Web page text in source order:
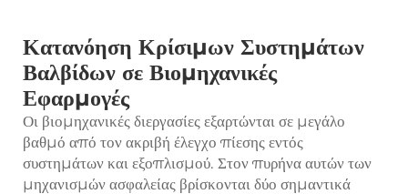
Κατανόηση Κρίσιμων Συστημάτων
Βαλβίδων σε Βιομηχανικές
Εφαρμογές
Οι βιομηχανικές διεργασίες εξαρτώνται σε μεγάλο
βαθμό από τον ακριβή έλεγχο πίεσης εντός
συστημάτων και εξοπλισμού. Στον πυρήνα αυτών των
μηχανισμών ασφαλείας βρίσκονται δύο σημαντικά